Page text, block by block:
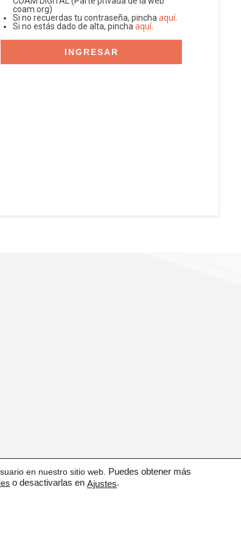
coam.org)
Si no recuerdas tu contraseña, pincha aquí.
Si no estás dado de alta, pincha aquí.
GENERALES DE USO
en nuestro sitio web. Puedes obtener más
o desactivarlas en Ajustes.